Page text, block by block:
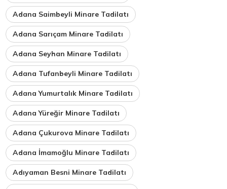
Adana Saimbeyli Minare Tadilatı
Adana Sarıçam Minare Tadilatı
Adana Seyhan Minare Tadilatı
Adana Tufanbeyli Minare Tadilatı
Adana Yumurtalık Minare Tadilatı
Adana Yüreğir Minare Tadilatı
Adana Çukurova Minare Tadilatı
Adana İmamoğlu Minare Tadilatı
Adıyaman Besni Minare Tadilatı